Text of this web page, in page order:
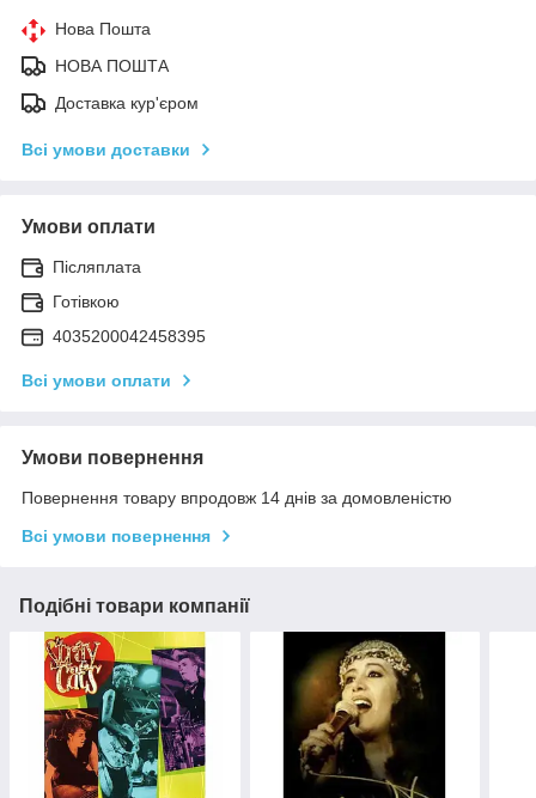
Нова Пошта
НОВА ПОШТА
Доставка кур'єром
Всі умови доставки
Умови оплати
Післяплата
Готівкою
4035200042458395
Всі умови оплати
Умови повернення
Повернення товару впродовж 14 днів за домовленістю
Всі умови повернення
Подібні товари компанії